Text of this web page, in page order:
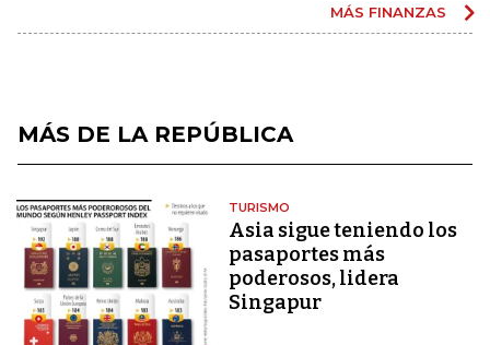
MÁS FINANZAS
MÁS DE LA REPÚBLICA
TURISMO
Asia sigue teniendo los
pasaportes más
poderosos, lidera
Singapur